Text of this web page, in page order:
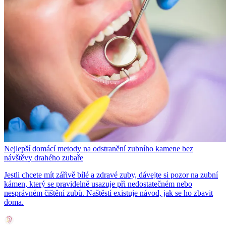
Nejlepší domácí metody na odstranění zubního kamene bez
návštěvy drahého zubaře
Jestli chcete mít zářivě bílé a zdravé zuby, dávejte si pozor na zubní
kámen, který se pravidelně usazuje při nedostatečném nebo
nesprávném čištění zubů. Naštěstí existuje návod, jak se ho zbavit
doma.